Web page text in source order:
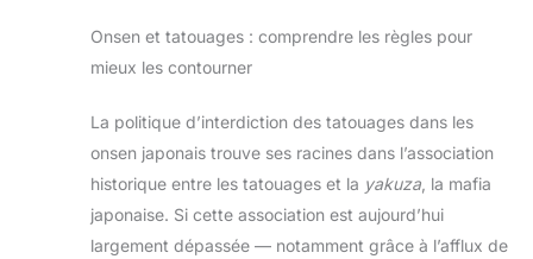
Onsen et tatouages : comprendre les règles pour
mieux les contourner
La politique d’interdiction des tatouages dans les
onsen japonais trouve ses racines dans l’association
historique entre les tatouages et la yakuza , la mafia
japonaise. Si cette association est aujourd’hui
largement dépassée — notamment grâce à l’afflux de